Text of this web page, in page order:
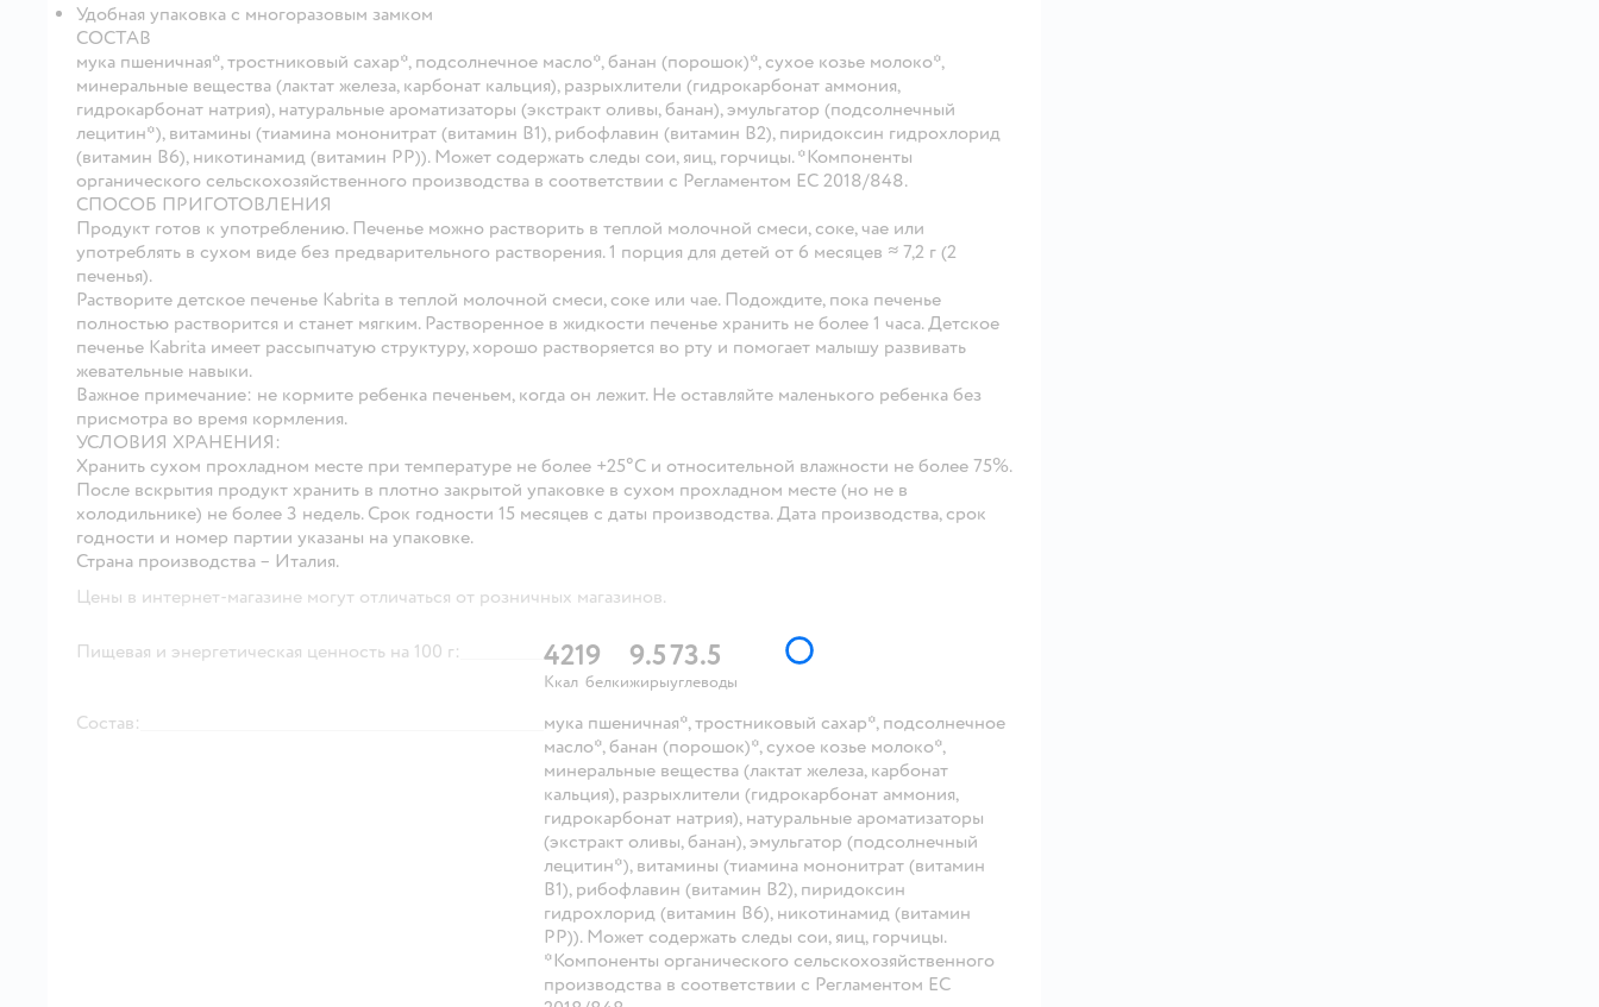
Удобная упаковка с многоразовым замком
СОСТАВ
мука пшеничная*, тростниковый сахар*, подсолнечное масло*, банан (порошок)*, сухое козье молоко*,
минеральные вещества (лактат железа, карбонат кальция), разрыхлители (гидрокарбонат аммония,
гидрокарбонат натрия), натуральные ароматизаторы (экстракт оливы, банан), эмульгатор (подсолнечный
лецитин*), витамины (тиамина мононитрат (витамин В1), рибофлавин (витамин В2), пиридоксин гидрохлорид
(витамин В6), никотинамид (витамин РР)). Может содержать следы сои, яиц, горчицы. *Компоненты
органического сельскохозяйственного производства в соответствии с Регламентом ЕС 2018/848.
СПОСОБ ПРИГОТОВЛЕНИЯ
Продукт готов к употреблению. Печенье можно растворить в теплой молочной смеси, соке, чае или
употреблять в сухом виде без предварительного растворения. 1 порция для детей от 6 месяцев ≈ 7,2 г (2
печенья).
Растворите детское печенье Kabrita в теплой молочной смеси, соке или чае. Подождите, пока печенье
полностью растворится и станет мягким. Растворенное в жидкости печенье хранить не более 1 часа. Детское
печенье Kabrita имеет рассыпчатую структуру, хорошо растворяется во рту и помогает малышу развивать
жевательные навыки.
Важное примечание: не кормите ребенка печеньем, когда он лежит. Не оставляйте маленького ребенка без
присмотра во время кормления.
УСЛОВИЯ ХРАНЕНИЯ:
Хранить сухом прохладном месте при температуре не более +25°С и относительной влажности не более 75%.
После вскрытия продукт хранить в плотно закрытой упаковке в сухом прохладном месте (но не в
холодильнике) не более 3 недель. Срок годности 15 месяцев с даты производства. Дата производства, срок
годности и номер партии указаны на упаковке.
Страна производства – Италия.
Цены в интернет-магазине могут отличаться от розничных магазинов.
Пищевая и энергетическая ценность на 100 г: 421
Ккал
9
белки
9.5
жиры
73.5
углеводы
Состав:
мука пшеничная*, тростниковый сахар*, подсолнечное
масло*, банан (порошок)*, сухое козье молоко*,
минеральные вещества (лактат железа, карбонат
кальция), разрыхлители (гидрокарбонат аммония,
гидрокарбонат натрия), натуральные ароматизаторы
(экстракт оливы, банан), эмульгатор (подсолнечный
лецитин*), витамины (тиамина мононитрат (витамин
В1), рибофлавин (витамин В2), пиридоксин
гидрохлорид (витамин В6), никотинамид (витамин
РР)). Может содержать следы сои, яиц, горчицы.
*Компоненты органического сельскохозяйственного
производства в соответствии с Регламентом ЕС